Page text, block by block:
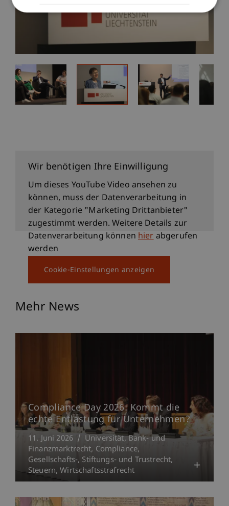
Wir benötigen Ihre Einwilligung
Um dieses YouTube Video ansehen zu
können, muss der Datenverarbeitung in
der Kategorie "Marketing Drittanbieter"
zugestimmt werden. Weitere Details zur
Datenverarbeitung könnenhierabgerufen
werden
Cookie-Einstellungen anzeigen
Mehr News
Compliance Day 2026: Kommt die
echte Entlastung für Unternehmen?
11. Juni 2026 Universität Bank- und
Finanzmarktrecht Compliance
Gesellschafts-, Stiftungs- und Trustrecht
Steuern Wirtschaftsstrafrecht